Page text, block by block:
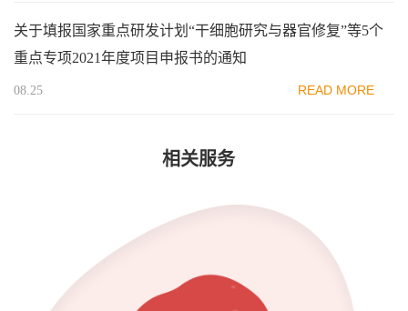
关于填报国家重点研发计划“干细胞研究与器官修复”等5个
重点专项2021年度项目申报书的通知
08.25 READ MORE
相关服务